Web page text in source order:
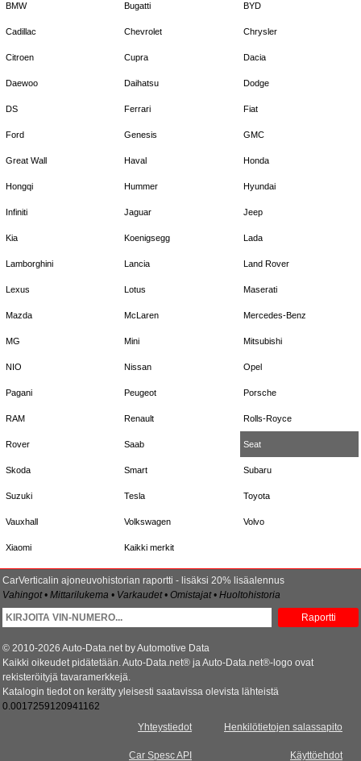
BMW Bugatti BYD
Cadillac Chevrolet Chrysler
Citroen Cupra Dacia
Daewoo Daihatsu Dodge
DS Ferrari Fiat
Ford Genesis GMC
Great Wall Haval Honda
Hongqi Hummer Hyundai
Infiniti Jaguar Jeep
Kia Koenigsegg Lada
Lamborghini Lancia Land Rover
Lexus Lotus Maserati
Mazda McLaren Mercedes-Benz
MG Mini Mitsubishi
NIO Nissan Opel
Pagani Peugeot Porsche
RAM Renault Rolls-Royce
Rover Saab Seat
Skoda Smart Subaru
Suzuki Tesla Toyota
Vauxhall Volkswagen Volvo
Xiaomi Kaikki merkit
CarVerticalin ajoneuvohistorian raportti - lisäksi 20% lisäalennus
Vahingot • Mittarilukema • Varkaudet • Omistajat • Huoltohistoria
Raportti
© 2010-2026 Auto-Data.net by Automotive Data
Kaikki oikeudet pidätetään. Auto-Data.net® ja Auto-Data.net®-logo ovat
rekisteröityjä tavaramerkkejä.
Katalogin tiedot on kerätty yleisesti saatavissa olevista lähteistä
0.0017259120941162
Henkilötietojen salassapito
Käyttöehdot
Yhteystiedot
Car Spesc API